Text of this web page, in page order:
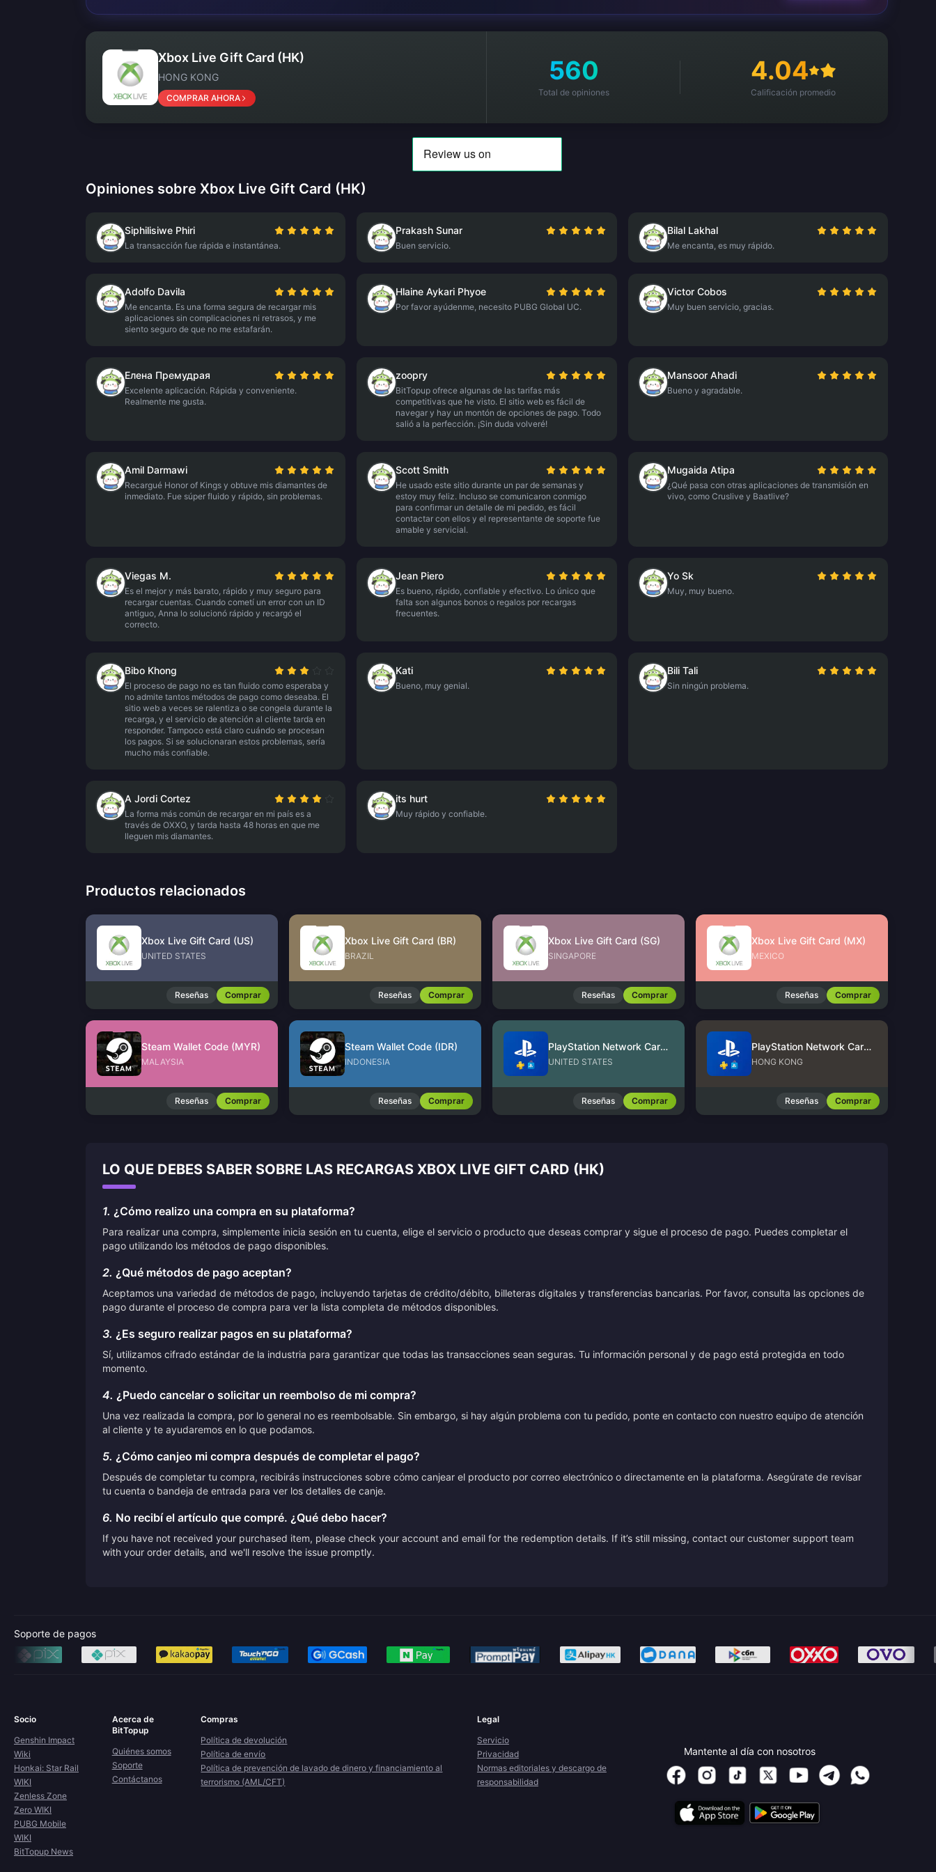
Xbox Live Gift Card (HK)
HONG KONG
COMPRAR AHORA
560
Total de opiniones
4.04
Calificación promedio
Opiniones sobre Xbox Live Gift Card (HK)
Siphilisiwe Phiri
La transacción fue rápida e instantánea.
Prakash Sunar
Buen servicio.
Bilal Lakhal
Me encanta, es muy rápido.
Adolfo Davila
Me encanta. Es una forma segura de recargar mis
aplicaciones sin complicaciones ni retrasos, y me
siento seguro de que no me estafarán.
Hlaine Aykari Phyoe
Por favor ayúdenme, necesito PUBG Global UC.
Victor Cobos
Muy buen servicio, gracias.
Елена Премудрая
Excelente aplicación. Rápida y conveniente.
Realmente me gusta.
zoopry
BitTopup ofrece algunas de las tarifas más
competitivas que he visto. El sitio web es fácil de
navegar y hay un montón de opciones de pago. Todo
salió a la perfección. ¡Sin duda volveré!
Mansoor Ahadi
Bueno y agradable.
Amil Darmawi
Recargué Honor of Kings y obtuve mis diamantes de
inmediato. Fue súper fluido y rápido, sin problemas.
Scott Smith
He usado este sitio durante un par de semanas y
estoy muy feliz. Incluso se comunicaron conmigo
para confirmar un detalle de mi pedido, es fácil
contactar con ellos y el representante de soporte fue
amable y servicial.
Mugaida Atipa
¿Qué pasa con otras aplicaciones de transmisión en
vivo, como Cruslive y Baatlive?
Viegas M.
Es el mejor y más barato, rápido y muy seguro para
recargar cuentas. Cuando cometí un error con un ID
antiguo, Anna lo solucionó rápido y recargó el
correcto.
Jean Piero
Es bueno, rápido, confiable y efectivo. Lo único que
falta son algunos bonos o regalos por recargas
frecuentes.
Yo Sk
Muy, muy bueno.
Bibo Khong
El proceso de pago no es tan fluido como esperaba y
no admite tantos métodos de pago como deseaba. El
sitio web a veces se ralentiza o se congela durante la
recarga, y el servicio de atención al cliente tarda en
responder. Tampoco está claro cuándo se procesan
los pagos. Si se solucionaran estos problemas, sería
mucho más confiable.
Kati
Bueno, muy genial.
Bili Tali
Sin ningún problema.
A Jordi Cortez
La forma más común de recargar en mi país es a
través de OXXO, y tarda hasta 48 horas en que me
lleguen mis diamantes.
its hurt
Muy rápido y confiable.
Productos relacionados
Xbox Live Gift Card (US)
UNITED STATES
Reseñas Comprar
Xbox Live Gift Card (BR)
BRAZIL
Reseñas Comprar
Xbox Live Gift Card (SG)
SINGAPORE
Reseñas Comprar
Xbox Live Gift Card (MX)
MEXICO
Reseñas Comprar
Steam Wallet Code (MYR)
MALAYSIA
Reseñas Comprar
Steam Wallet Code (IDR)
INDONESIA
Reseñas Comprar
PlayStation Network Card (US)
UNITED STATES
Reseñas Comprar
PlayStation Network Card (HK)
HONG KONG
Reseñas Comprar
LO QUE DEBES SABER SOBRE LAS RECARGAS XBOX LIVE GIFT CARD (HK)
1. ¿Cómo realizo una compra en su plataforma?
Para realizar una compra, simplemente inicia sesión en tu cuenta, elige el servicio o producto que deseas comprar y sigue el proceso de pago. Puedes completar el
pago utilizando los métodos de pago disponibles.
2. ¿Qué métodos de pago aceptan?
Aceptamos una variedad de métodos de pago, incluyendo tarjetas de crédito/débito, billeteras digitales y transferencias bancarias. Por favor, consulta las opciones de
pago durante el proceso de compra para ver la lista completa de métodos disponibles.
3. ¿Es seguro realizar pagos en su plataforma?
Sí, utilizamos cifrado estándar de la industria para garantizar que todas las transacciones sean seguras. Tu información personal y de pago está protegida en todo
momento.
4. ¿Puedo cancelar o solicitar un reembolso de mi compra?
Una vez realizada la compra, por lo general no es reembolsable. Sin embargo, si hay algún problema con tu pedido, ponte en contacto con nuestro equipo de atención
al cliente y te ayudaremos en lo que podamos.
5. ¿Cómo canjeo mi compra después de completar el pago?
Después de completar tu compra, recibirás instrucciones sobre cómo canjear el producto por correo electrónico o directamente en la plataforma. Asegúrate de revisar
tu cuenta o bandeja de entrada para ver los detalles de canje.
6. No recibí el artículo que compré. ¿Qué debo hacer?
If you have not received your purchased item, please check your account and email for the redemption details. If it’s still missing, contact our customer support team
with your order details, and we'll resolve the issue promptly.
Soporte de pagos
Socio
Genshin Impact
Wiki
Honkai: Star Rail
WIKI
Zenless Zone
Zero WIKI
PUBG Mobile
WIKI
BitTopup News
Acerca de
BitTopup
Quiénes somos
Soporte
Contáctanos
Compras
Política de devolución
Política de envío
Política de prevención de lavado de dinero y financiamiento al
terrorismo (AML/CFT)
Legal
Servicio
Privacidad
Normas editoriales y descargo de
responsabilidad
Mantente al día con nosotros